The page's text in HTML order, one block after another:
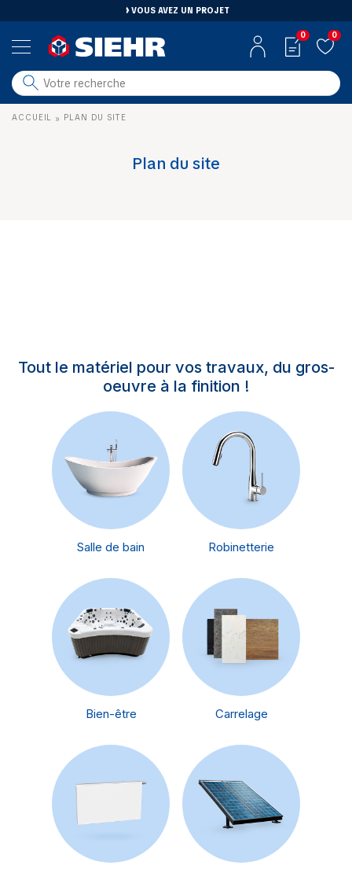
VOUS AVEZ UN PROJET
salle de bain
carrelage
0 0
ACCUEIL » PLAN DU SITE
Plan du site
Tout le matériel pour vos travaux, du gros-
oeuvre à la finition !
Salle de bain Robinetterie
Bien-être Carrelage